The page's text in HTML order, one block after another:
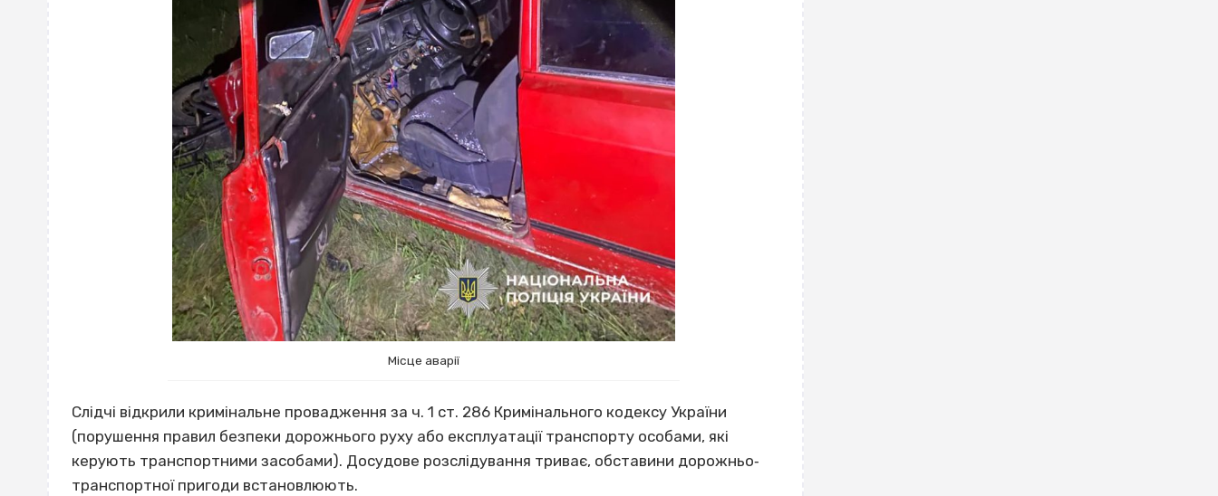
Місце аварії
Слідчі відкрили кримінальне провадження за ч. 1 ст. 286 Кримінального кодексу України
(порушення правил безпеки дорожнього руху або експлуатації транспорту особами, які
керують транспортними засобами). Досудове розслідування триває, обставини дорожньо‐
транспортної пригоди встановлюють.